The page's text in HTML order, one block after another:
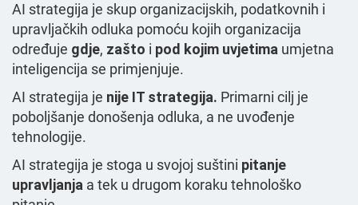
AI strategija je skup organizacijskih, podatkovnih i
upravljačkih odluka pomoću kojih organizacija
određuje gdje, zašto i pod kojim uvjetima umjetna
inteligencija se primjenjuje.
AI strategija je nije IT strategija. Primarni cilj je
poboljšanje donošenja odluka, a ne uvođenje
tehnologije.
AI strategija je stoga u svojoj suštini pitanje
upravljanja a tek u drugom koraku tehnološko